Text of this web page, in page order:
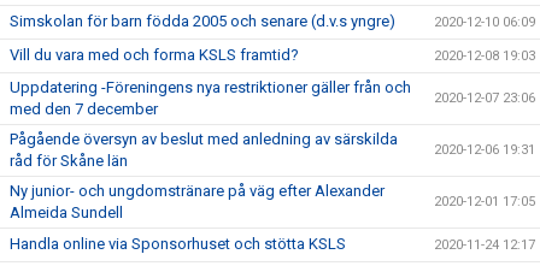
Simskolan för barn födda 2005 och senare (d.v.s yngre) 2020-12-10 06:09
Vill du vara med och forma KSLS framtid? 2020-12-08 19:03
Uppdatering -Föreningens nya restriktioner gäller från och
med den 7 december
2020-12-07 23:06
Pågående översyn av beslut med anledning av särskilda
råd för Skåne län
2020-12-06 19:31
Ny junior- och ungdomstränare på väg efter Alexander
Almeida Sundell
2020-12-01 17:05
Handla online via Sponsorhuset och stötta KSLS 2020-11-24 12:17